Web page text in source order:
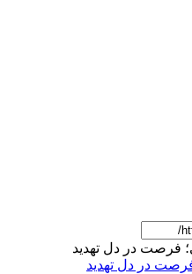
فرصت در دل تهدید